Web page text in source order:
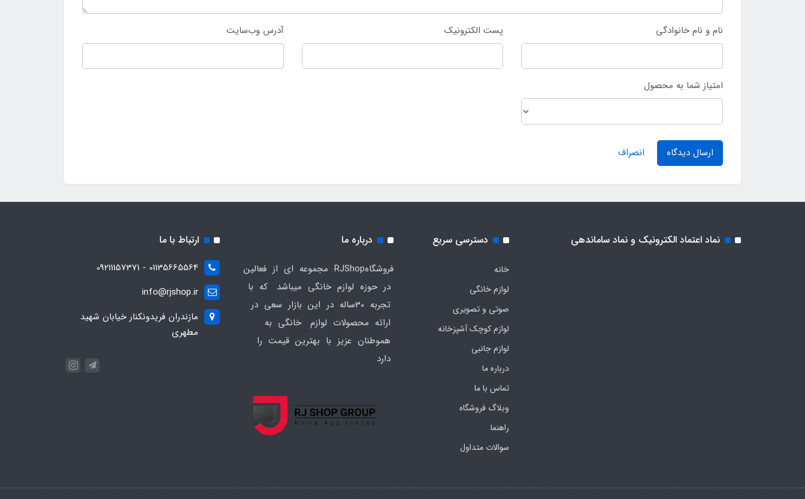
نام و نام خانوادگی پست الکترونیک آدرس وب‌سایت
امتیاز شما به محصول
ارسال دیدگاه انصراف
نماد اعتماد الکترونیک و نماد ساماندهی دسترسی سریع
خانه
لوازم خانگی
صوتی و تصویری
لوازم کوچک آشپزخانه
لوازم جانبی
درباره ما
تماس با ما
وبلاگ فروشگاه
راهنما
سوالات متداول
درباره ما
فروشگاهRJShop مجموعه ای از فعالین
در حوزه لوازم خانگی میباشد که با
تجربه 30ساله در این بازار سعی در
ارائه محصولات لوازم خانگی به
هموطنان عزیز با بهترین قیمت را
دارد
ارتباط با ما
01135665564 - 09211157371
info@rjshop.ir
مازندران فریدونکنار خیابان شهید
مطهری